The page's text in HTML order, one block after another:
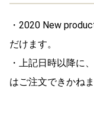
・2020 New
だけます。
・上記日時以降に
はご注文できかね